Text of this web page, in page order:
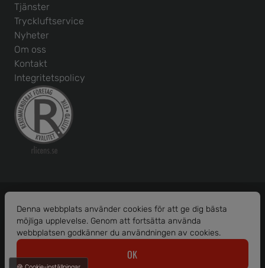
Tjänster
Tryckluftservice
Nyheter
Om oss
Kontakt
Integritetspolicy
Alla rättigheter reserverade.
Org. nr: 556586-1456
Denna webbplats använder cookies för att ge dig bästa
möjliga upplevelse. Genom att fortsätta använda
webbplatsen godkänner du användningen av cookies.
OK